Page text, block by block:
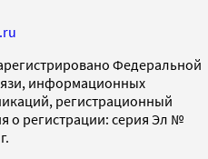
Федеральной
информационных
регистрационный
о регистрации: серия Эл №